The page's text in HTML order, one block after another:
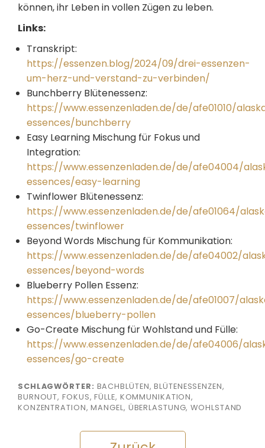
können, ihr Leben in vollen Zügen zu leben.
Links:
Transkript:
https://essenzen.blog/2024/09/drei-essenzen-
um-herz-und-verstand-zu-verbinden/
Bunchberry Blütenessenz:
https://www.essenzenladen.de/de/afe01010/
essences/bunchberry
Easy Learning Mischung für Fokus und
Integration:
https://www.essenzenladen.de/de/afe04004/
essences/easy-learning
Twinflower Blütenessenz:
https://www.essenzenladen.de/de/afe01064/
essences/twinflower
Beyond Words Mischung für Kommunikation:
https://www.essenzenladen.de/de/afe04002/
essences/beyond-words
Blueberry Pollen Essenz:
https://www.essenzenladen.de/de/afe01007/
essences/blueberry-pollen
Go-Create Mischung für Wohlstand und Fülle:
https://www.essenzenladen.de/de/afe04006/
essences/go-create
SCHLAGWÖRTER: BACHBLÜTEN, BLÜTENESSENZEN,
BURNOUT, FOKUS, FÜLLE, KOMMUNIKATION,
KONZENTRATION, MANGEL, ÜBERLASTUNG, WOHLSTAND